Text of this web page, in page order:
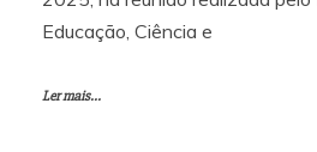
Educação, Ciência e
Ler mais...